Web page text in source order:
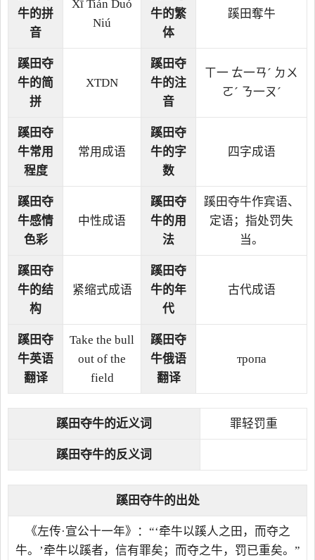
牛的拼
音
Xī Tián Duó
Niú
牛的繁
体
蹊田奪牛
蹊田夺
牛的简
拼
XTDN
蹊田夺
牛的注
音
ㄒ一 ㄊ一ㄢˊ ㄉㄨ
ㄛˊ ㄋ一ㄡˊ
蹊田夺
牛常用
程度
常用成语
蹊田夺
牛的字
数
四字成语
蹊田夺
牛感情
色彩
中性成语
蹊田夺
牛的用
法
蹊田夺牛作宾语、
定语；指处罚失
当。
蹊田夺
牛的结
构
紧缩式成语
蹊田夺
牛的年
代
古代成语
蹊田夺
牛英语
翻译
Take the bull
out of the
field
蹊田夺
牛俄语
翻译
тропа
蹊田夺牛的近义词 罪轻罚重
蹊田夺牛的反义词
蹊田夺牛的出处
《左传·宣公十一年》：“‘牵牛以蹊人之田，而夺之
牛。’牵牛以蹊者，信有罪矣；而夺之牛，罚已重矣。”